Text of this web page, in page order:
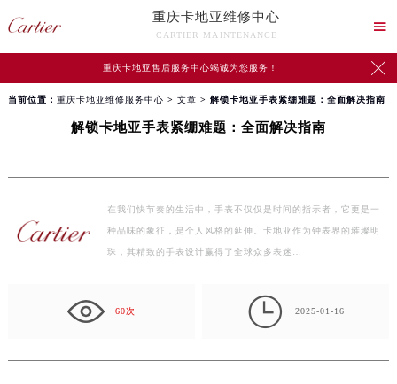
重庆卡地亚维修中心
CARTIER MAINTENANCE

重庆卡地亚售后服务中心竭诚为您服务！ 
当前位置： 重庆卡地亚维修服务中心 > 文章 > 解锁卡地亚手表紧绷难题：全面解决指南
解锁卡地亚手表紧绷难题：全面解决指南
在我们快节奏的生活中，手表不仅仅是时间的指示者，它更是一
种品味的象征，是个人风格的延伸。卡地亚作为钟表界的璀璨明
珠，其精致的手表设计赢得了全球众多表迷…
60次  2025-01-16